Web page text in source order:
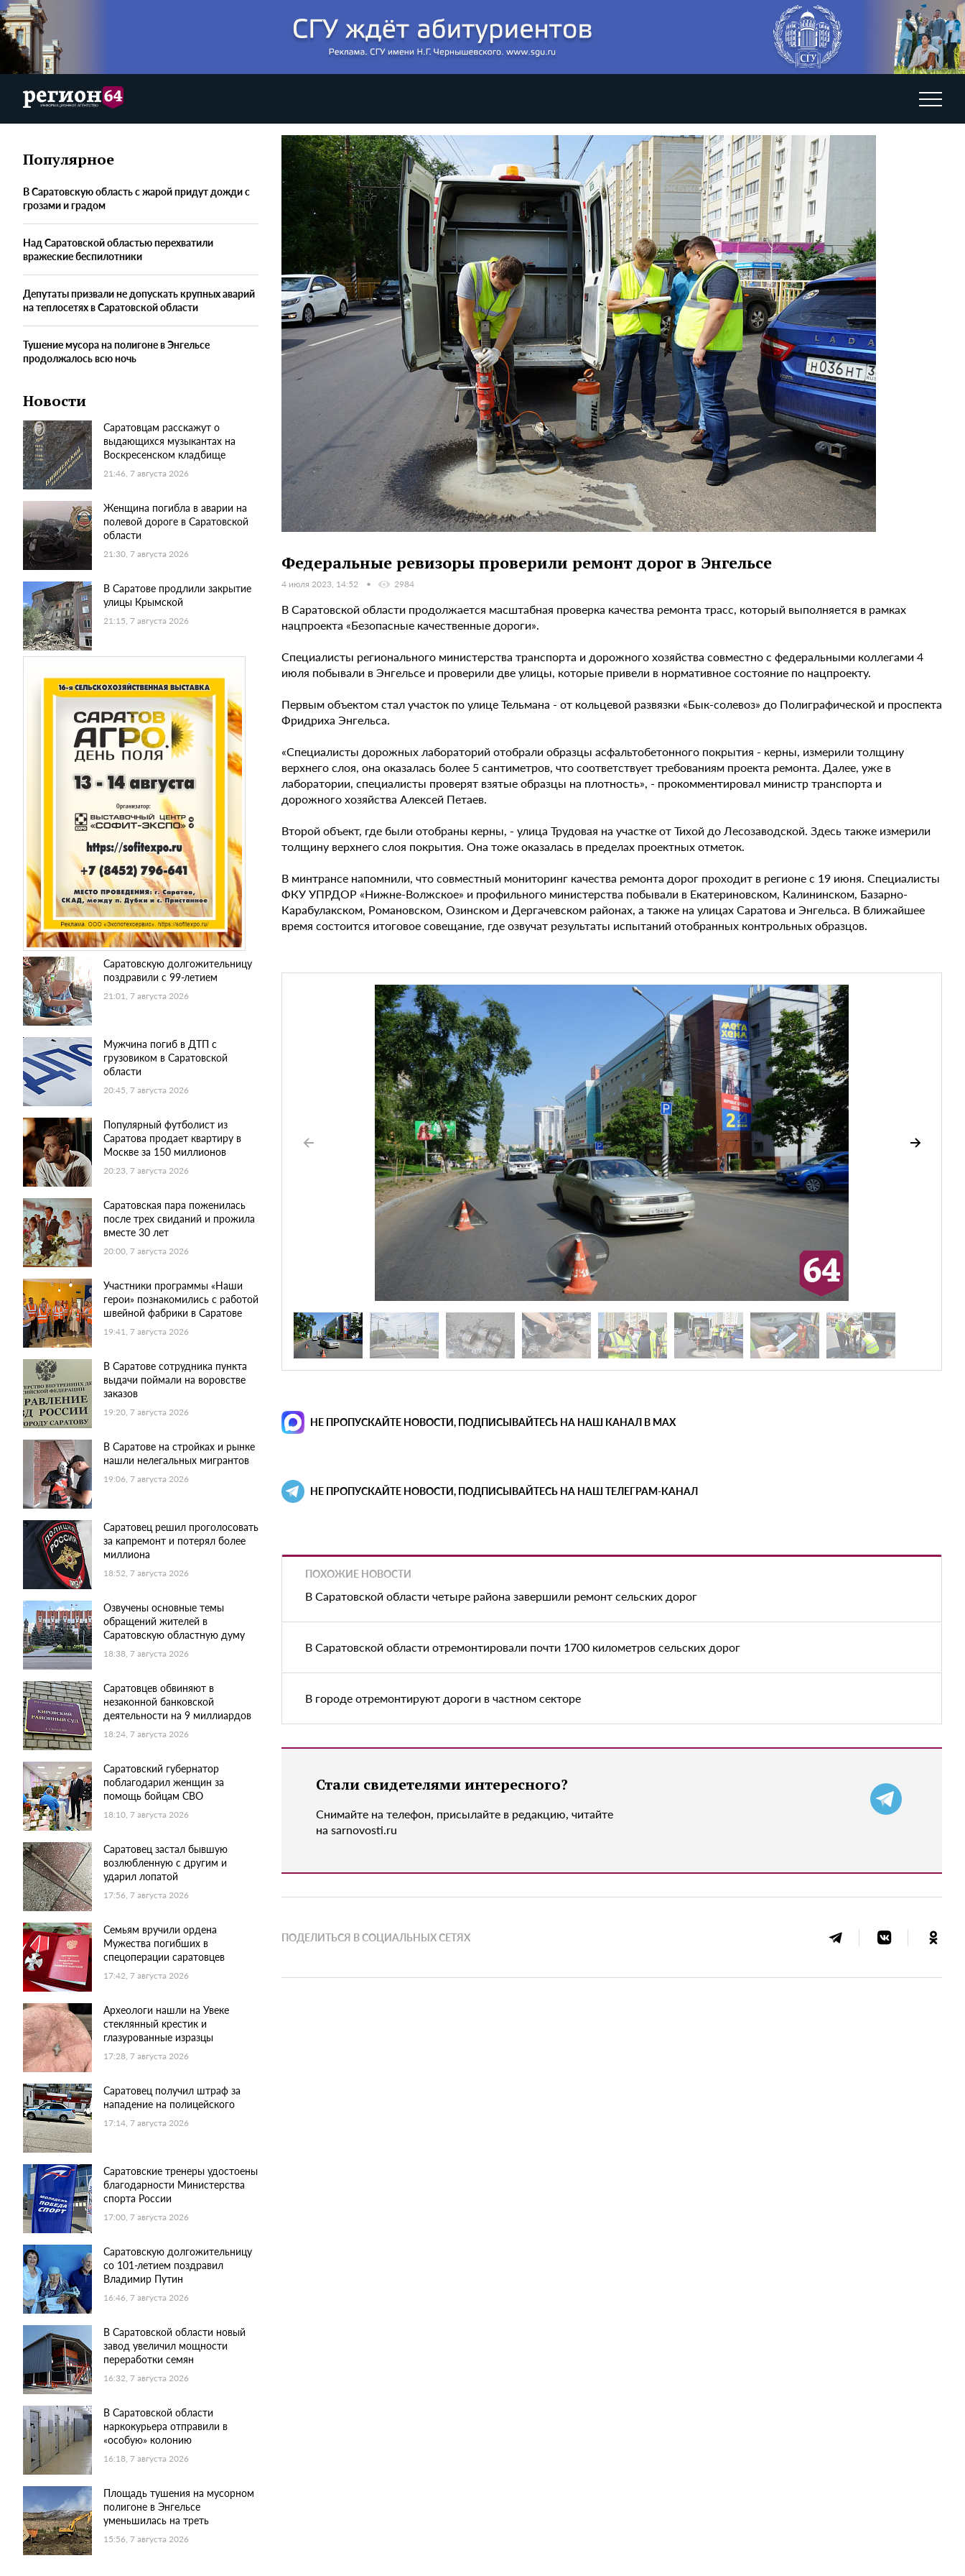
Популярное
В Саратовскую область с жарой придут дожди с
грозами и градом
Над Саратовской областью перехватили
вражеские беспилотники
Депутаты призвали не допускать крупных аварий
на теплосетях в Саратовской области
Тушение мусора на полигоне в Энгельсе
продолжалось всю ночь
Новости
Саратовцам расскажут о
выдающихся музыкантах на
Воскресенском кладбище
21:46, 7 августа 2026
Женщина погибла в аварии на
полевой дороге в Саратовской
области
21:30, 7 августа 2026
В Саратове продлили закрытие
улицы Крымской
21:15, 7 августа 2026
Саратовскую долгожительницу
поздравили с 99-летием
21:01, 7 августа 2026
Мужчина погиб в ДТП с
грузовиком в Саратовской
области
20:45, 7 августа 2026
Популярный футболист из
Саратова продает квартиру в
Москве за 150 миллионов
20:23, 7 августа 2026
Саратовская пара поженилась
после трех свиданий и прожила
вместе 30 лет
20:00, 7 августа 2026
Участники программы «Наши
герои» познакомились с работой
швейной фабрики в Саратове
19:41, 7 августа 2026
В Саратове сотрудника пункта
выдачи поймали на воровстве
заказов
19:20, 7 августа 2026
В Саратове на стройках и рынке
нашли нелегальных мигрантов
19:06, 7 августа 2026
Саратовец решил проголосовать
за капремонт и потерял более
миллиона
18:52, 7 августа 2026
Озвучены основные темы
обращений жителей в
Саратовскую областную думу
18:38, 7 августа 2026
Саратовцев обвиняют в
незаконной банковской
деятельности на 9 миллиардов
18:24, 7 августа 2026
Саратовский губернатор
поблагодарил женщин за
помощь бойцам СВО
18:10, 7 августа 2026
Саратовец застал бывшую
возлюбленную с другим и
ударил лопатой
17:56, 7 августа 2026
Семьям вручили ордена
Мужества погибших в
спецоперации саратовцев
17:42, 7 августа 2026
Археологи нашли на Увеке
стеклянный крестик и
глазурованные изразцы
17:28, 7 августа 2026
Саратовец получил штраф за
нападение на полицейского
17:14, 7 августа 2026
Саратовские тренеры удостоены
благодарности Министерства
спорта России
17:00, 7 августа 2026
Саратовскую долгожительницу
со 101-летием поздравил
Владимир Путин
16:46, 7 августа 2026
В Саратовской области новый
завод увеличил мощности
переработки семян
16:32, 7 августа 2026
В Саратовской области
наркокурьера отправили в
«особую» колонию
16:18, 7 августа 2026
Площадь тушения на мусорном
полигоне в Энгельсе
уменьшилась на треть
15:56, 7 августа 2026
Федеральные ревизоры проверили ремонт дорог в Энгельсе
4 июля 2023, 14:52 2984
В Саратовской области продолжается масштабная проверка качества ремонта трасс, который выполняется в рамках
нацпроекта «Безопасные качественные дороги».
Специалисты регионального министерства транспорта и дорожного хозяйства совместно с федеральными коллегами 4
июля побывали в Энгельсе и проверили две улицы, которые привели в нормативное состояние по нацпроекту.
Первым объектом стал участок по улице Тельмана - от кольцевой развязки «Бык-солевоз» до Полиграфической и проспекта
Фридриха Энгельса.
«Специалисты дорожных лабораторий отобрали образцы асфальтобетонного покрытия - керны, измерили толщину
верхнего слоя, она оказалась более 5 сантиметров, что соответствует требованиям проекта ремонта. Далее, уже в
лаборатории, специалисты проверят взятые образцы на плотность», - прокомментировал министр транспорта и
дорожного хозяйства Алексей Петаев.
Второй объект, где были отобраны керны, - улица Трудовая на участке от Тихой до Лесозаводской. Здесь также измерили
толщину верхнего слоя покрытия. Она тоже оказалась в пределах проектных отметок.
В минтрансе напомнили, что совместный мониторинг качества ремонта дорог проходит в регионе с 19 июня. Специалисты
ФКУ УПРДОР «Нижне-Волжское» и профильного министерства побывали в Екатериновском, Калининском, Базарно-
Карабулакском, Романовском, Озинском и Дергачевском районах, а также на улицах Саратова и Энгельса. В ближайшее
время состоится итоговое совещание, где озвучат результаты испытаний отобранных контрольных образцов.
НЕ ПРОПУСКАЙТЕ НОВОСТИ, ПОДПИСЫВАЙТЕСЬ НА НАШ КАНАЛ В MAX
НЕ ПРОПУСКАЙТЕ НОВОСТИ, ПОДПИСЫВАЙТЕСЬ НА НАШ ТЕЛЕГРАМ-КАНАЛ
ПОХОЖИЕ НОВОСТИ
В Саратовской области четыре района завершили ремонт сельских дорог
В Саратовской области отремонтировали почти 1700 километров сельских дорог
В городе отремонтируют дороги в частном секторе
Стали свидетелями интересного?
Снимайте на телефон, присылайте в редакцию, читайте
на sarnovosti.ru
ПОДЕЛИТЬСЯ В СОЦИАЛЬНЫХ СЕТЯХ